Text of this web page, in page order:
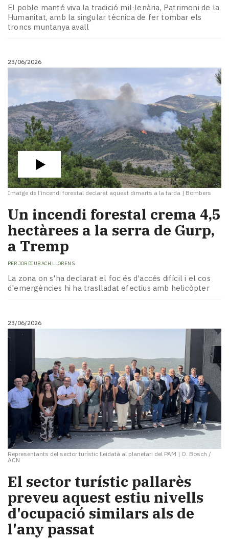
El poble manté viva la tradició mil·lenària, Patrimoni de la
Humanitat, amb la singular tècnica de fer tombar els
troncs muntanya avall
23/06/2026
Imatge de l'incendi forestal declarat aquest dimarts a la tarda | Bombers
Un incendi forestal crema 4,5
hectàrees a la serra de Gurp,
a Tremp
PER JORDI UBACH LLORENS
La zona on s'ha declarat el foc és d'accés difícil i el cos
d'emergències hi ha traslladat efectius amb helicòpter
23/06/2026
Representants del sector turístic lleidatà al planetari del PAM | O. Bosch /
ACN
El sector turístic pallarès
preveu aquest estiu nivells
d'ocupació similars als de
l'any passat